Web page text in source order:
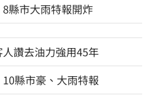
縣市大雨特報開炸
讚去油力強用45年
縣市豪、大雨特報